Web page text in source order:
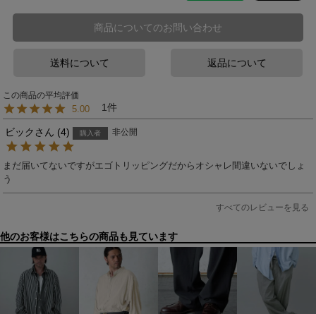
商品についてのお問い合わせ
送料について 返品について
5.00 1
ビック 4 購入者 非公開
まだ届いてないですがエゴトリッピングだからオシャレ間違いないでしょ
う
すべてのレビューを見る
他のお客様はこちらの商品も見ています